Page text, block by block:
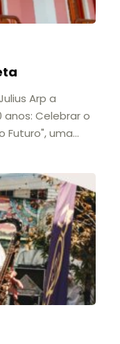
Arp a
anos: Celebrar o
Futuro", uma
de Nova
o legado
documentos,
sua
cultura e a